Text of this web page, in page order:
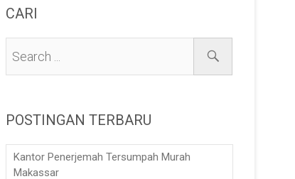
CARI
POSTINGAN TERBARU
Kantor Penerjemah Tersumpah Murah
Makassar